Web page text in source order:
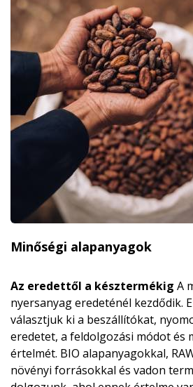
Minőségi alapanyagok
Az eredettől a késztermékig A
nyersanyag eredeténél kezdődik.
választjuk ki a beszállítókat,
eredetet, a feldolgozási módot és
értelmét. BIO alapanyagokkal,
növényi forrásokkal és vadon